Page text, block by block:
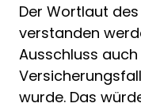
Der Wortlaut
verstanden
Ausschluss
wurde. Das